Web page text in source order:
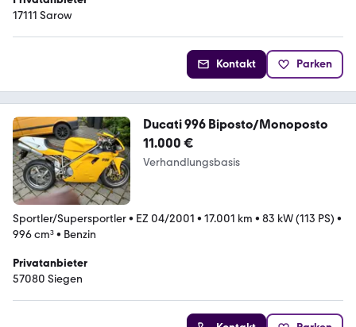
17111 Sarow
Kontakt Parken
Ducati 996 Biposto/Monoposto
11.000 €
Verhandlungsbasis
Sportler/Supersportler• EZ 04/2001 • 17.001 km • 83 kW (113 PS) •
996 cm³• Benzin
Privatanbieter
57080 Siegen